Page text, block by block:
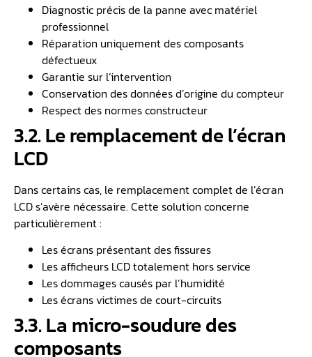
Diagnostic précis de la panne avec matériel
professionnel
Réparation uniquement des composants
défectueux
Garantie sur l’intervention
Conservation des données d’origine du compteur
Respect des normes constructeur
3.2. Le remplacement de l’écran
LCD
Dans certains cas, le remplacement complet de l’écran
LCD s’avère nécessaire. Cette solution concerne
particulièrement :
Les écrans présentant des fissures
Les afficheurs LCD totalement hors service
Les dommages causés par l’humidité
Les écrans victimes de court-circuits
3.3. La micro-soudure des
composants